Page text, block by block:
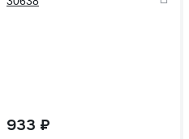
933 ₽